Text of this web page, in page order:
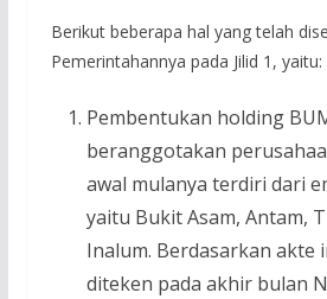
Berikut beberapa hal yang telah
Pemerintahannya pada Jilid 1, yaitu:
Pembentukan holding
beranggotakan
awal mulanya terdiri dari
yaitu Bukit Asam, Antam,
Inalum. Berdasarkan akte
diteken pada akhir bulan